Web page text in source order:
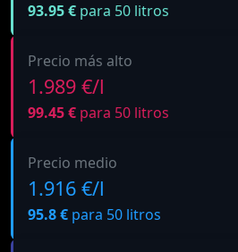
93.95 € para 50 litros
Precio más alto
1.989 €/l
99.45 € para 50 litros
Precio medio
1.916 €/l
95.8 € para 50 litros